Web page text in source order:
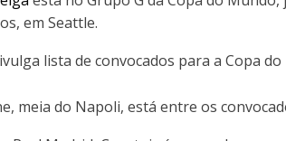
em Seattle.